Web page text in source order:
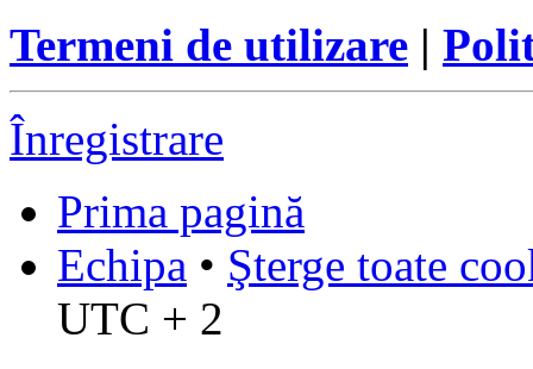
Termeni de utilizare |
Înregistrare
Prima pagină
Echipa • Şterge toate
UTC + 2